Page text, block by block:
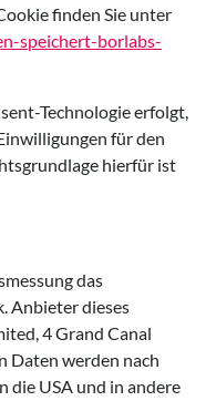
finden Sie unter
speichert-borlabs-
Technologie erfolgt,
für den
hierfür ist
das
Anbieter dieses
4 Grand Canal
Daten werden nach
die USA und in andere